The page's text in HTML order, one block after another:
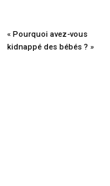
« Pourquoi avez-vous
kidnappé des bébés ? »